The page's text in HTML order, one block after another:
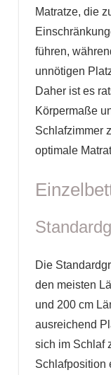
Matratze, die
führen,
unnötigen
Daher ist es
Körpermaße
Schlafzimmer
optimale
Die
den meisten
und 200 cm
ausreichend
sich im Schlaf
Schlafposition